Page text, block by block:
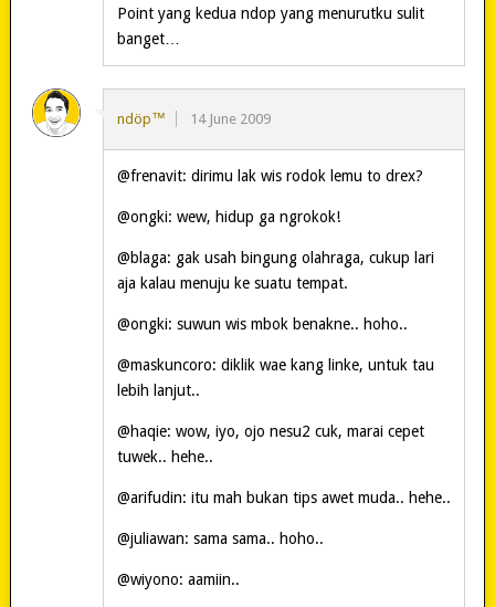
Point yang kedua ndop yang menurutku sulit
banget…
ndöp™ 14 June 2009
@frenavit: dirimu lak wis rodok lemu to drex?
@ongki: wew, hidup ga ngrokok!
@blaga: gak usah bingung olahraga, cukup lari
aja kalau menuju ke suatu tempat.
@ongki: suwun wis mbok benakne.. hoho..
@maskuncoro: diklik wae kang linke, untuk tau
lebih lanjut..
@haqie: wow, iyo, ojo nesu2 cuk, marai cepet
tuwek.. hehe..
@arifudin: itu mah bukan tips awet muda.. hehe..
@juliawan: sama sama.. hoho..
@wiyono: aamiin..